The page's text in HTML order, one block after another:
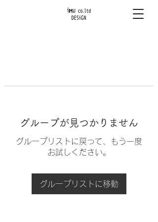
グループが見つかりません
グループリストに戻って、もう一度
お試しください。
グループリストに移動